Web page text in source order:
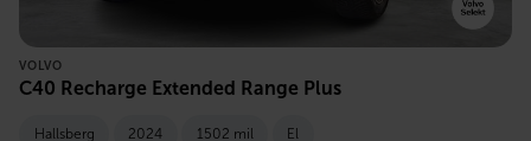
VOLVO
C40 Recharge Extended Range Plus
Hallsberg 2024 1502 mil El